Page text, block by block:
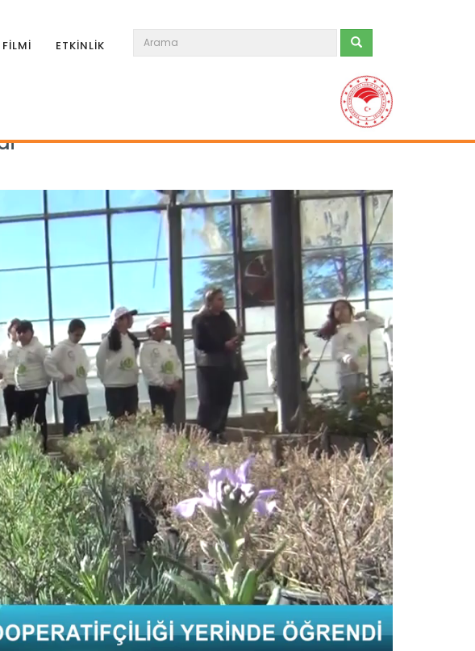
ETKİNLİK
Devamını Oku ->
Kars’ta "Taner" buğdayı ile...
Kars'ta Tarım ve Orman Bakanlığının
destekleriyle ekimi yapılan...
Devamını Oku ->
B-Reçete sistemi ile güvenilir...
Tarım ve Orman Bakanlığının hayata
geçirdiği “B-Reçete Sistemi”...
Devamını Oku ->